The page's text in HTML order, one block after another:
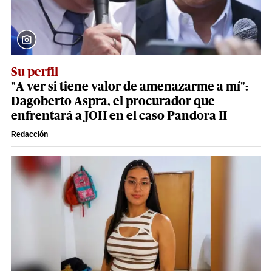
Su perfil
"A ver si tiene valor de amenazarme a mí":
Dagoberto Aspra, el procurador que
enfrentará a JOH en el caso Pandora II
Redacción